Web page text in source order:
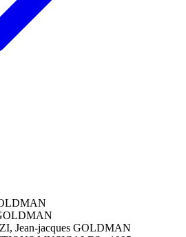
Jean-jacques GOLDMAN